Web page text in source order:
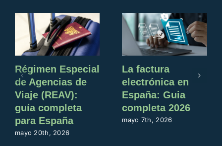
Régimen Especial
de Agencias de
Viaje (REAV):
guía completa
para España
mayo 20th, 2026
La factura
electrónica en
España: Guia
completa 2026
mayo 7th, 2026